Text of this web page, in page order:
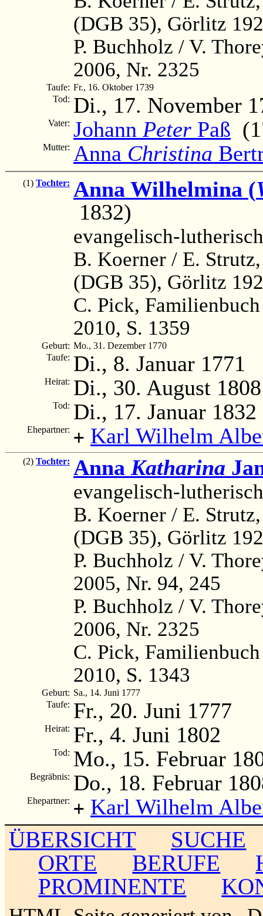
(DGB 35), Görlitz
P. Buchholz / V.
2006, Nr. 2325
Taufe: Fr., 16. Oktober 1739
Tod: Di., 17. November
Vater: Johann Peter Paß
Mutter: Anna Christina
(1) Tochter: Anna Wilhelmina (
1832)
evangelisch-lutherisch
B. Koerner / E.
(DGB 35), Görlitz
C. Pick,
2010, S. 1359
Geburt: Mo., 31. Dezember 1770
Taufe: Di., 8. Januar 1771
Heirat: Di., 30. August 1808
Tod: Di., 17. Januar 1832
Ehepartner: + Karl Wilhelm
(2) Tochter: Anna Katharina
evangelisch-lutherisch
B. Koerner / E.
(DGB 35), Görlitz
P. Buchholz / V.
2005, Nr. 94, 245
P. Buchholz / V.
2006, Nr. 2325
C. Pick,
2010, S. 1343
Geburt: Sa., 14. Juni 1777
Taufe: Fr., 20. Juni 1777
Heirat: Fr., 4. Juni 1802
Tod: Mo., 15. Februar
Begräbnis: Do., 18. Februar
Ehepartner: + Karl Wilhelm
ÜBERSICHT
SUCHE
ORTE
BERUFE
PROMINENTE